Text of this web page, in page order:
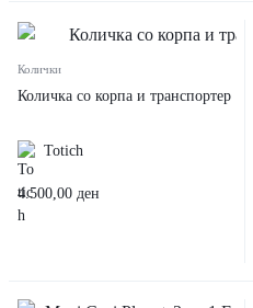
Колички
Количка со корпа и транспортер
Totich
4.500,00 ден